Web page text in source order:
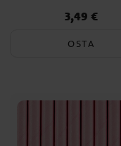
Hinta:3,49 €
3,49 €
OSTA